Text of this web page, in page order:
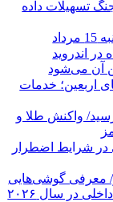
تسهیلات داده
در اندروید
آن می‌شود
اربعین؛ خدمات
واکنش طلا و
شرایط اضطرار
بازار/ معرفی گوشی‌هایی
در سال ۲۰۲۶